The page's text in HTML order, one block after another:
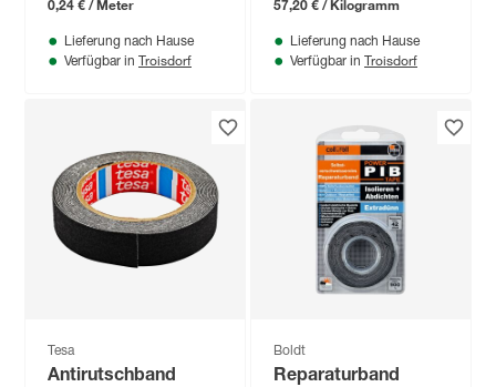
0,24 € / Meter
Lieferung nach Hause
Verfügbar in Troisdorf
57,20 € / Kilogramm
Lieferung nach Hause
Verfügbar in Troisdorf
Tesa
Antirutschband
Boldt
Reparaturband